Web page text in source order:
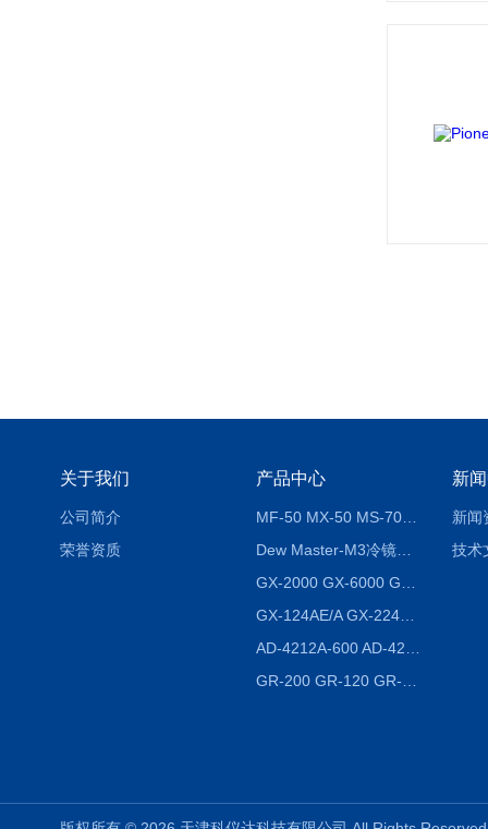
关于我们
公司简介
荣誉资质
产品中心
MF-50 MX-50 MS-70卤素水分测定仪 红外线水分仪
Dew Master-M3冷镜式露点仪
GX-124AE/A GX-224AE/A分析天平
新
新闻
技术